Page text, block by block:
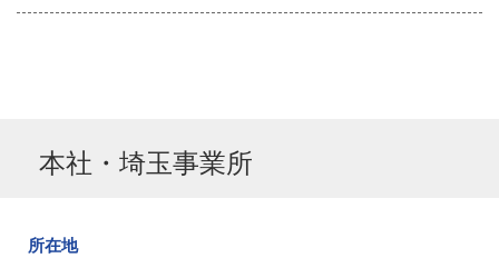
本社・埼玉事業所
所在地